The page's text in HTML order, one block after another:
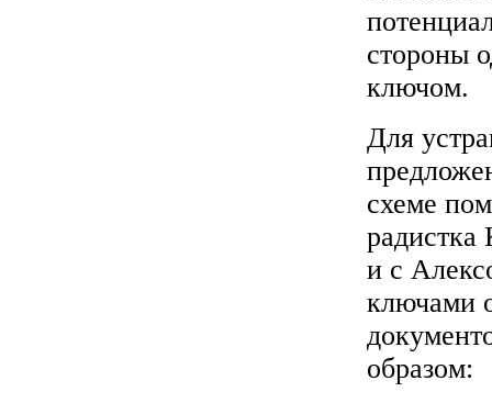
стороны
ключом.
Для
схеме
радистка
и с
ключами
образом: